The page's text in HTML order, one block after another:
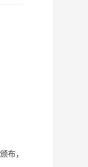
布，